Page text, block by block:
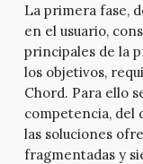
La primera fase,
en el usuario,
principales de la
los objetivos,
Chord. Para ello
competencia, del
las soluciones
fragmentadas y